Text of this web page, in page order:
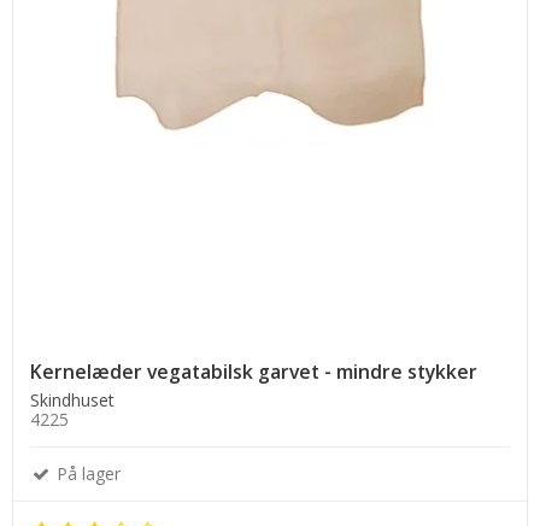
Kernelæder vegatabilsk garvet - mindre stykker
Skindhuset
4225
På lager